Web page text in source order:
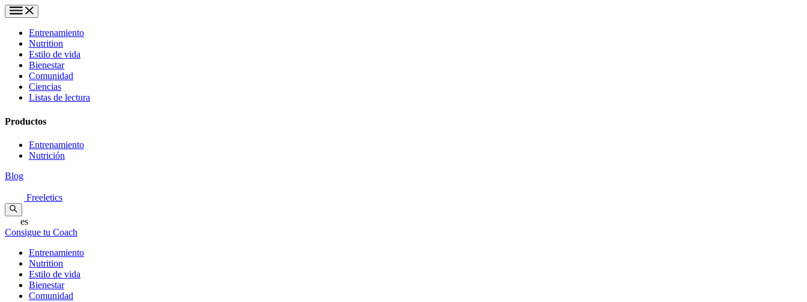
Entrenamiento
Nutrition
Estilo de vida
Bienestar
Comunidad
Ciencias
Listas de lectura
Productos
Entrenamiento
Nutrición
Blog
Freeletics
es
Consigue tu Coach
Entrenamiento
Nutrition
Estilo de vida
Bienestar
Comunidad